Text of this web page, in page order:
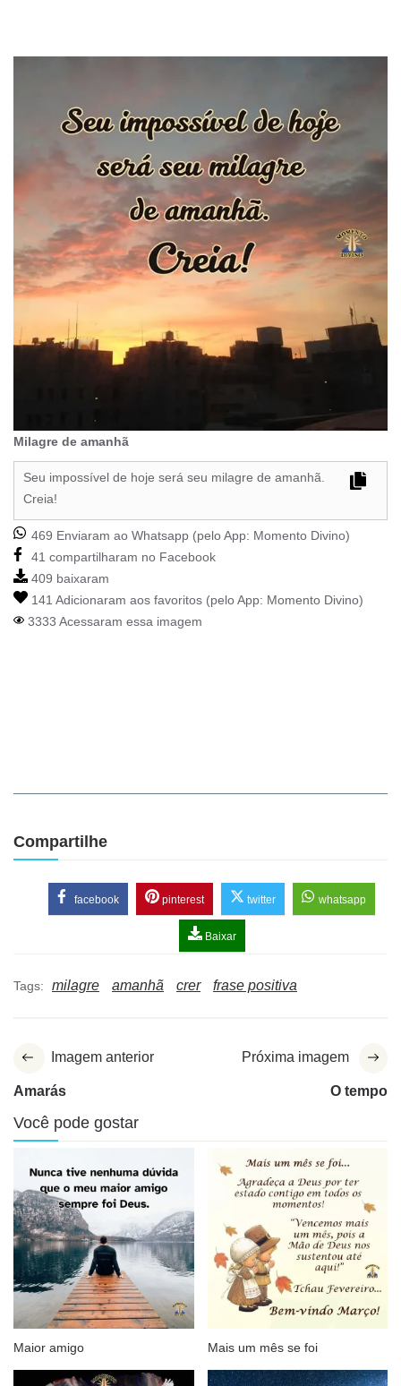
Milagre de amanhã
Seu impossível de hoje será seu milagre de amanhã.
Creia!
469 Enviaram ao Whatsapp (pelo App: Momento Divino)
41 compartilharam no Facebook
409 baixaram
141 Adicionaram aos favoritos (pelo App: Momento Divino)
3333 Acessaram essa imagem
Compartilhe
facebook pinterest twitter whatsapp
Baixar
Tags: milagre amanhã crer frase positiva
Imagem anterior
Amarás
Próxima imagem
O tempo
Você pode gostar
Maior amigo Mais um mês se foi